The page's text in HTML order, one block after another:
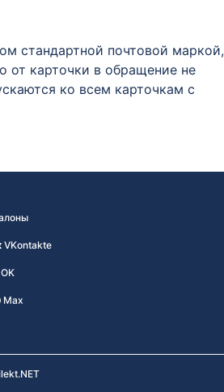
стандартной почтовой маркой,
от карточки в обращение не
ко всем карточкам с
VKontakte
OK
Max